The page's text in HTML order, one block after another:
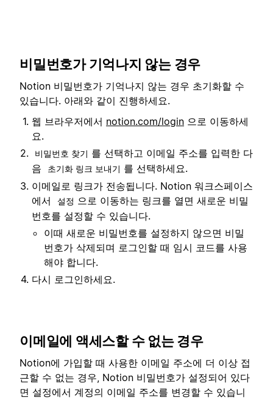
비밀번호가 기억나지 않는 경우
Notion 비밀번호가 기억나지 않는 경우 초기화할 수
있습니다. 아래와 같이 진행하세요.
웹 브라우저에서 notion.com/login 으로 이동하세
요.
비밀번호 찾기 를 선택하고 이메일 주소를 입력한 다
음
초기화 링크 보내기 를 선택하세요.
이메일로 링크가 전송됩니다. Notion 워크스페이스
에서
설정 으로 이동하는 링크를 열면 새로운 비밀
번호를 설정할 수 있습니다.
이때 새로운 비밀번호를 설정하지 않으면 비밀
번호가 삭제되며 로그인할 때 임시 코드를 사용
해야 합니다.
다시 로그인하세요.
이메일에 액세스할 수 없는 경우
Notion에 가입할 때 사용한 이메일 주소에 더 이상 접
근할 수 없는 경우, Notion 비밀번호가 설정되어 있다
면 설정에서 계정의 이메일 주소를 변경할 수 있습니